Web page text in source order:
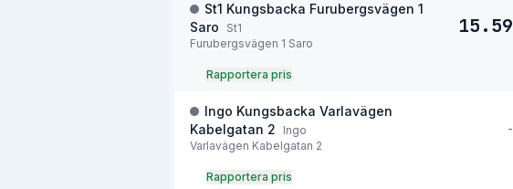
St1 Kungsbacka Furubergsvägen 1
Saro
St1
Furubergsvägen 1 Saro
15.59
Rapportera pris
Ingo Kungsbacka Varlavägen
Kabelgatan 2
Ingo
Varlavägen Kabelgatan 2
-
Rapportera pris